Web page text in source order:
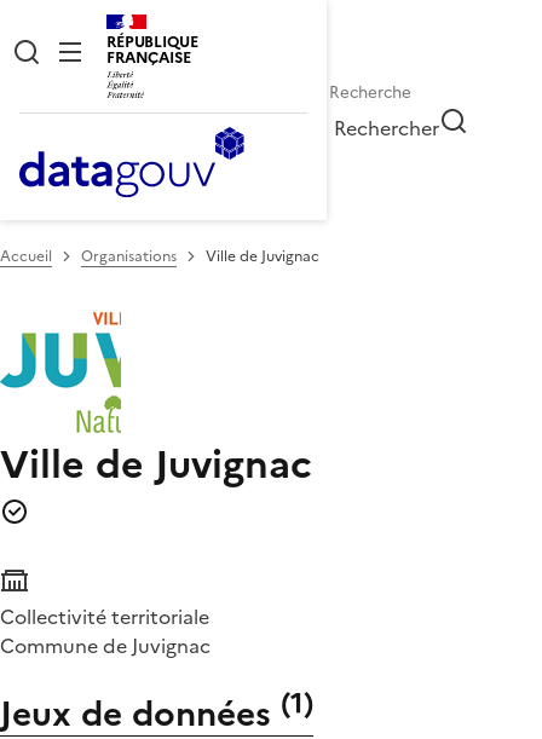
RÉPUBLIQUE
FRANÇAISE
Rechercher
Accueil Organisations Ville de Juvignac
Ville de Juvignac
Collectivité territoriale
Commune de Juvignac
Jeux de données (1)